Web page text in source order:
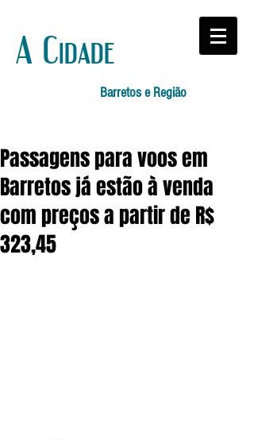
A Cidade
Barretos e Região
Passagens para voos em
Barretos já estão à venda
com preços a partir de R$
323,45